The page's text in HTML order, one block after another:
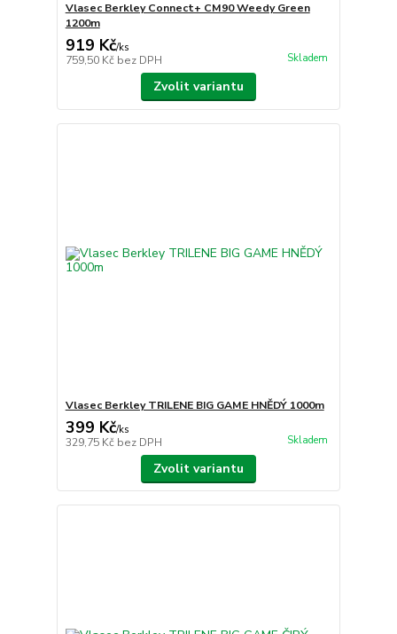
Vlasec Berkley Connect+ CM90 Weedy Green
1200m
919 Kč/ks
759,50 Kč bez DPH Skladem
Zvolit variantu
Vlasec Berkley TRILENE BIG GAME HNĚDÝ 1000m
399 Kč/ks
329,75 Kč bez DPH Skladem
Zvolit variantu